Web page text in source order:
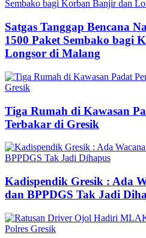
Satgas Tanggap Bencana
1500 Paket Sembako bagi
Longsor di Malang
Tiga Rumah di Kawasan
Terbakar di Gresik
Kadispendik Gresik : Ada
dan BPPDGS Tak Jadi